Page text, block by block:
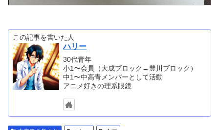
この記事を書いた人
ハリー
30代青年
小1〜会員（大成ブロック→豊川ブロック）
中1〜中高青メンバーとして活動
アニメ好きの理系眼鏡